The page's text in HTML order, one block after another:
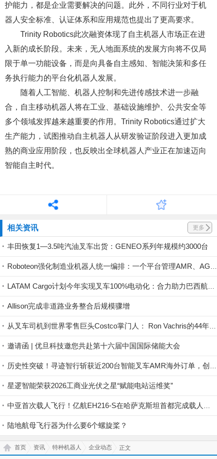
护能力，都是企业需要解决的问题。此外，不同行业对于机
器人安全标准、认证体系和应用规范也提出了更高要求。
Trinity Robotics此次融资体现了自主机器人市场正在进
入新的成长阶段。未来，无人地面系统的发展方向将不仅局
限于单一功能设备，而是向具备自主感知、智能决策和多任
务执行能力的平台化机器人发展。
随着人工智能、机器人控制和先进传感技术进一步融
合，自主移动机器人将在工业、基础设施维护、公共安全等
多个领域发挥越来越重要的作用。Trinity Robotics通过扩大
生产能力，试图推动自主机器人从研发验证阶段进入更加成
熟的商业应用阶段，也反映出全球机器人产业正在加速迈向
智能自主时代。
相关资讯 更多
丰田恢复1—3.5吨汽油叉车出货：GENEO系列年规模约3000台
Allison完成非道路业务整合后规模骤增
邀请函 | 优旦科技邀您共赴第十六届中国国际储能大会
星逻智能荣获2026工商业光伏之星“赋能电站运维奖”
陆地航母飞行器为什么要6个螺旋桨？
首页 资讯 特种机器人 企业动态 正文